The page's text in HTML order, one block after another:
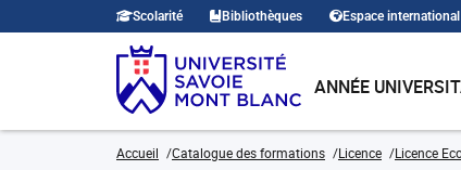
Scolarité Bibliothèques Espace international
ANNÉE
Accueil Catalogue des formations Licence Licence